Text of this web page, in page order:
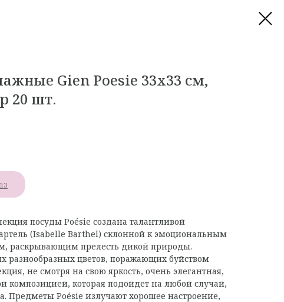
Gien Poesie 33х33 см,
20 шт.
посуды Poésie создана талантливой
(Isabelle Barthel) склонной к эмоциональным
раскрывающим прелесть дикой природы.
разнообразных цветов, поражающих буйством
не смотря на свою яркость, очень элегантная,
композицией, которая подойдет на любой случай,
Предметы Poésie излучают хорошее настроение,